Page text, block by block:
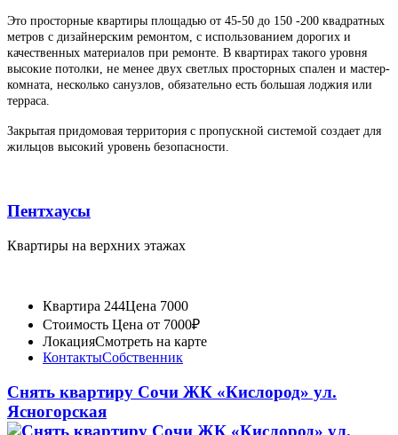
Это просторные квартиры площадью от 45-50 до 150 -200 квадратных
метров с дизайнерским ремонтом, с использованием дорогих и
качественных материалов при ремонте. В квартирах такого уровня
высокие потолки, не менее двух светлых просторных спален и мастер-
комната, несколько санузлов, обязательно есть большая лоджия или
терраса.
Закрытая придомовая территория с пропускной системой создает для
жильцов высокий уровень безопасности.
Пентхаусы
Квартиры на верхних этажах
Квартира 244Цена 7000
Стоимость Цена от 7000₽
ЛокацияСмотреть на карте
КонтактыСобственник
Снять квартиру Сочи ЖК «Кислород» ул.
Ясногорская